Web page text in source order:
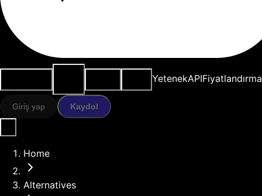
YetenekAPIFiyatlandırma
Giriş yap Kaydol
Home
Alternatives